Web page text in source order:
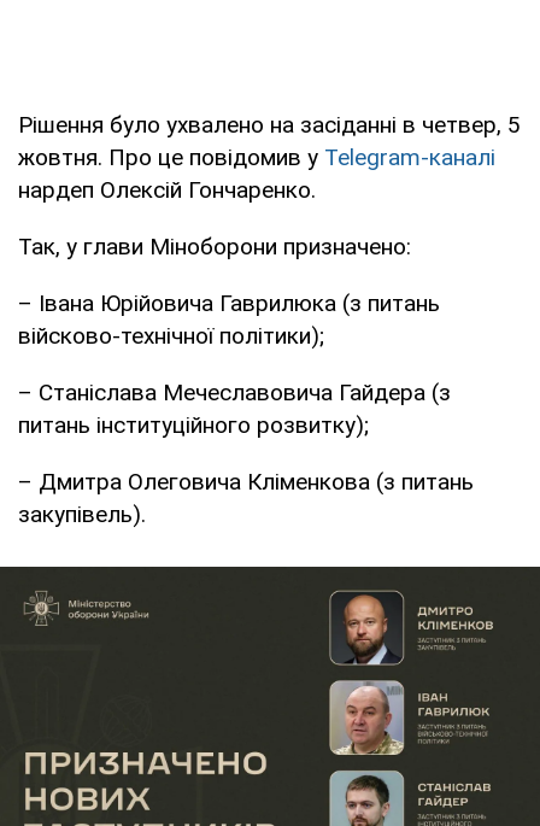
Рішення було ухвалено на засіданні в четвер, 5
жовтня. Про це повідомив у Telegram-каналі
нардеп Олексій Гончаренко.
Так, у глави Міноборони призначено:
– Івана Юрійовича Гаврилюка (з питань
війсково-технічної політики);
– Станіслава Мечеславовича Гайдера (з
питань інституційного розвитку);
– Дмитра Олеговича Кліменкова (з питань
закупівель).